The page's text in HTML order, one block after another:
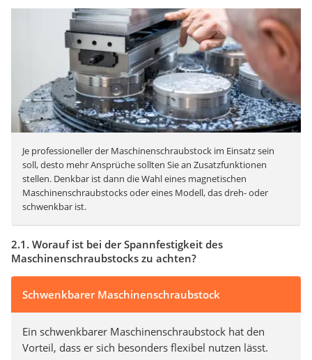
Je professioneller der Maschinenschraubstock im Einsatz sein
soll, desto mehr Ansprüche sollten Sie an Zusatzfunktionen
stellen. Denkbar ist dann die Wahl eines magnetischen
Maschinenschraubstocks oder eines Modell, das dreh- oder
schwenkbar ist.
2.1. Worauf ist bei der Spannfestigkeit des
Maschinenschraubstocks zu achten?
Schwenkbarer Maschinenschraubstock
Ein schwenkbarer Maschinenschraubstock hat den
Vorteil, dass er sich besonders flexibel nutzen lässt.